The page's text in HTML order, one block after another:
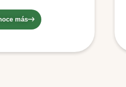
y una textura firme.
más